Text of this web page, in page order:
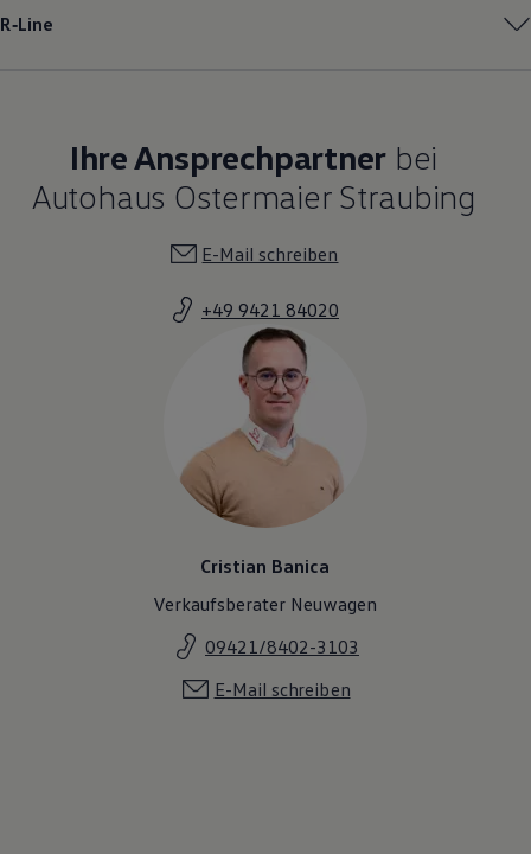
R‑Line
Ihre Ansprechpartner bei
Autohaus Ostermaier Straubing
E-Mail schreiben
+49 9421 84020
Cristian Banica
Verkaufsberater Neuwagen
09421/8402-3103
E-Mail schreiben